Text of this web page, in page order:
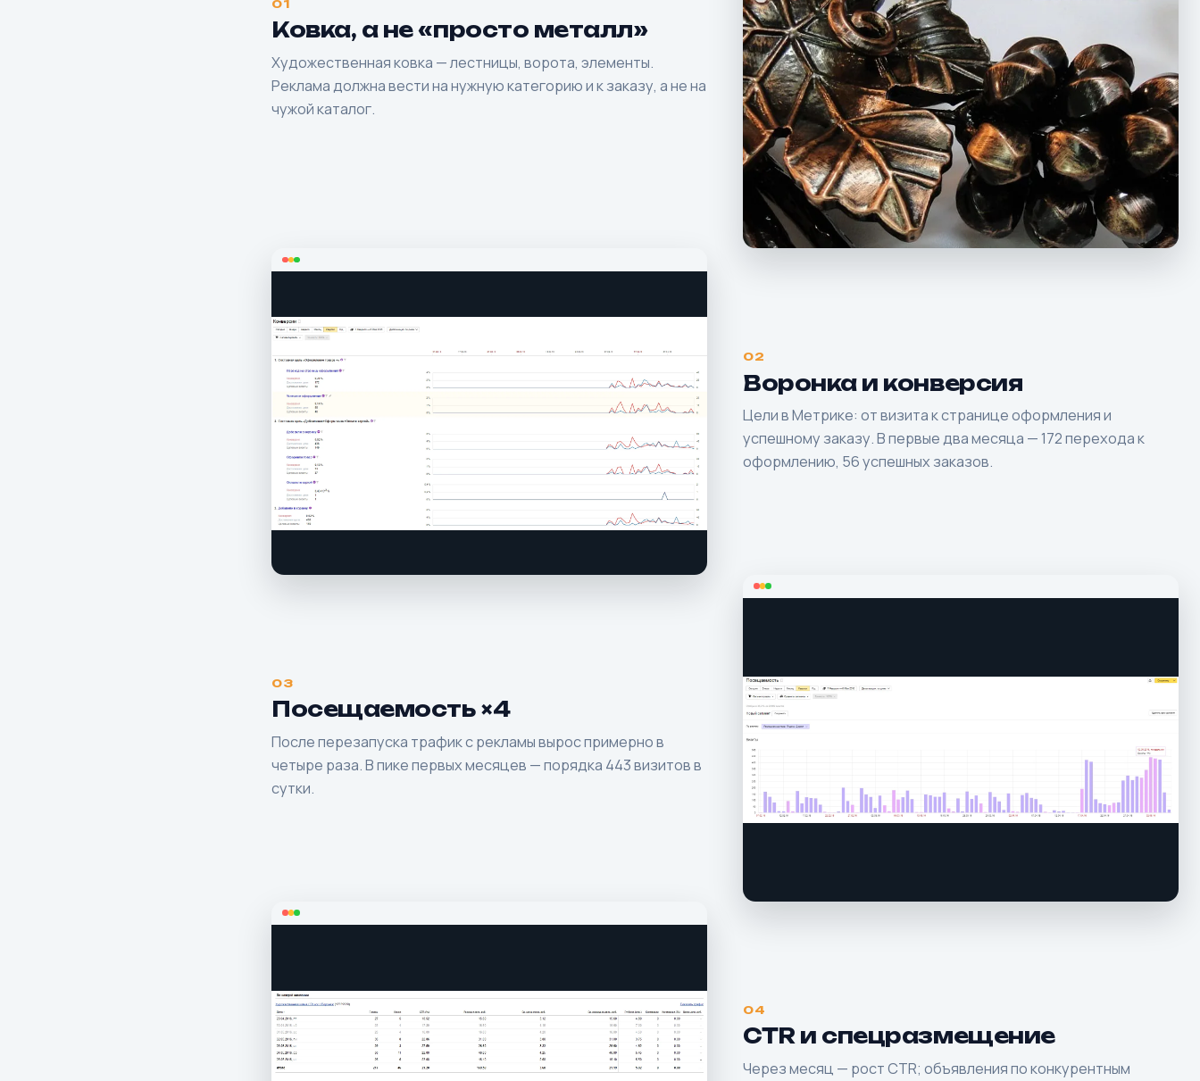
01
Ковка, а не «просто металл»
Художественная ковка — лестницы, ворота, элементы.
Реклама должна вести на нужную категорию и к заказу, а не на
чужой каталог.
02
Воронка и конверсия
Цели в Метрике: от визита к странице оформления и
успешному заказу. В первые два месяца — 172 перехода к
оформлению, 56 успешных заказов.
03
Посещаемость ×4
После перезапуска трафик с рекламы вырос примерно в
четыре раза. В пике первых месяцев — порядка 443 визитов в
сутки.
04
CTR и спецразмещение
Через месяц — рост CTR; объявления по конкурентным